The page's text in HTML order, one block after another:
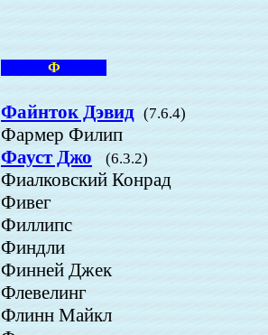
Ф
Файнток Дэвид (7.6.4)
Фармер Филип
Фауст Джо
(6.3.2)
Фиалковский Конрад
Фивег
Филлипс
Финдли
Финней Джек
Флевелинг
Флинн Майкл